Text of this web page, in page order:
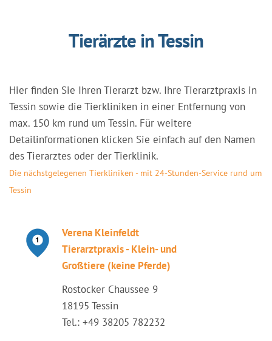
Tierärzte in Tessin
Hier finden Sie Ihren Tierarzt bzw. Ihre Tierarztpraxis in
Tessin sowie die Tierkliniken in einer Entfernung von
max. 150 km rund um Tessin. Für weitere
Detailinformationen klicken Sie einfach auf den Namen
des Tierarztes oder der Tierklinik.
Die nächstgelegenen Tierkliniken - mit 24-Stunden-Service rund um
Tessin
Verena Kleinfeldt
Tierarztpraxis - Klein- und
Großtiere (keine Pferde)
Rostocker Chaussee 9
18195 Tessin
Tel.: +49 38205 782232